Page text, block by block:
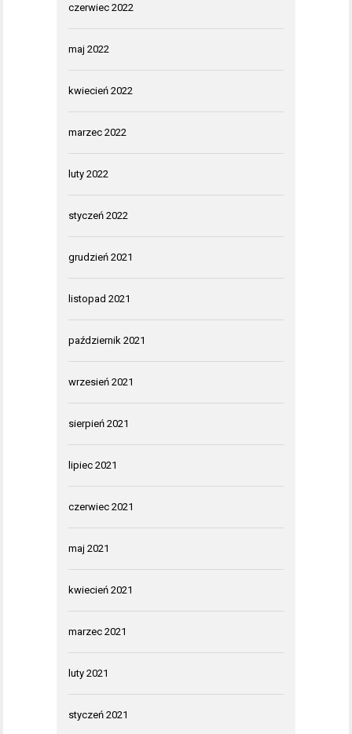
czerwiec 2022
maj 2022
kwiecień 2022
marzec 2022
luty 2022
styczeń 2022
grudzień 2021
listopad 2021
październik 2021
wrzesień 2021
sierpień 2021
lipiec 2021
czerwiec 2021
maj 2021
kwiecień 2021
marzec 2021
luty 2021
styczeń 2021